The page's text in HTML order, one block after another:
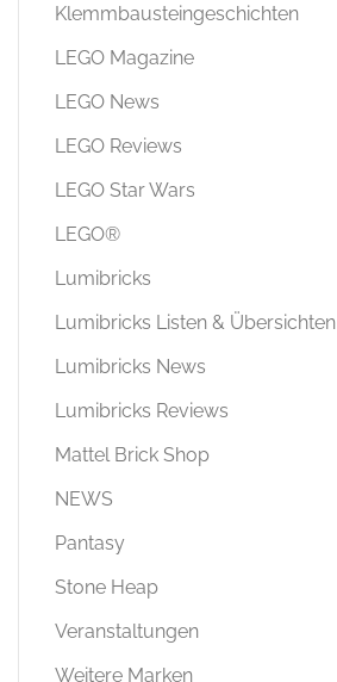
Klemmbausteingeschichten
LEGO Magazine
LEGO News
LEGO Reviews
LEGO Star Wars
LEGO®
Lumibricks
Lumibricks Listen & Übersichten
Lumibricks News
Lumibricks Reviews
Mattel Brick Shop
NEWS
Pantasy
Stone Heap
Veranstaltungen
Weitere Marken